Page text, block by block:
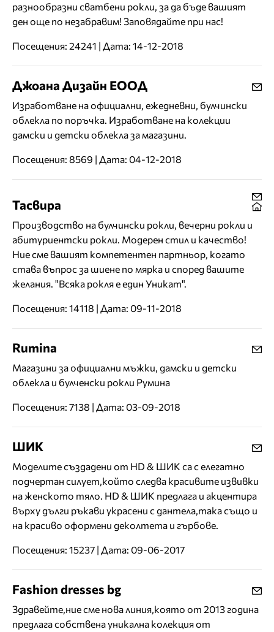
разнообразни сватбени рокли, за да бъде вашият
ден още по незабравим! Заповядайте при нас!
Посещения: 24241 | Дата: 14-12-2018
Джоана Дизайн ЕООД
Изработване на официални, ежедневни, булчински
облекла по поръчка. Изработване на колекции
дамски и детски облекла за магазини.
Посещения: 8569 | Дата: 04-12-2018
Тасвира
Производство на булчински рокли, вечерни рокли и
абитуриентски рокли. Модерен стил и качество!
Ние сме вашият компетентен партньор, когато
става въпрос за шиене по мярка и според вашите
желания. "Всяка рокля е един Уникат".
Посещения: 14118 | Дата: 09-11-2018
Rumina
Mагазини за официални мъжки, дамски и детски
облекла и булченски рокли Румина
Посещения: 7138 | Дата: 03-09-2018
ШИК
Моделите създадени от HD & ШИК са с елегатно
подчертан силует,който следва красивите извивки
на женското тяло. HD & ШИК предлага и акцентира
върху дълги ръкави украсени с дантела,така също и
на красиво оформени деколтета и гърбове.
Посещения: 15237 | Дата: 09-06-2017
Fashion dresses bg
Здравейте,ние сме нова линия,която от 2013 година
предлага собствена уникална колекция от